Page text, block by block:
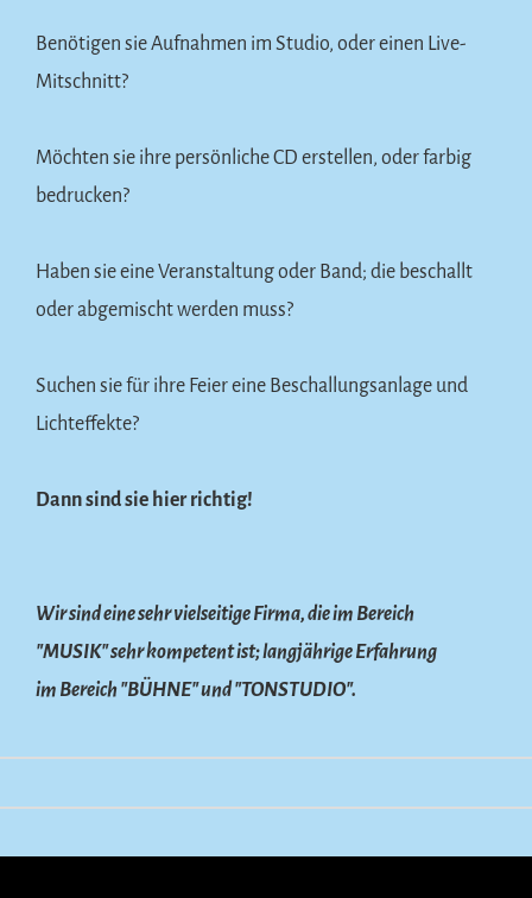
Benötigen sie Aufnahmen im Studio, oder einen Live-
Mitschnitt?
Möchten sie ihre persönliche CD erstellen, oder farbig
bedrucken?
Haben sie eine Veranstaltung oder Band; die beschallt
oder abgemischt werden muss?
Suchen sie für ihre Feier eine Beschallungsanlage und
Lichteffekte?
Dann sind sie hier richtig!
Wir sind eine sehr vielseitige Firma, die im Bereich
"MUSIK" sehr kompetent ist; langjährige Erfahrung
im Bereich "BÜHNE" und "TONSTUDIO".